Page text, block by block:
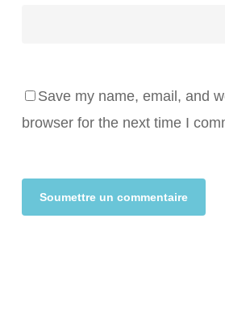
Save my name, email, and
browser for the next time I